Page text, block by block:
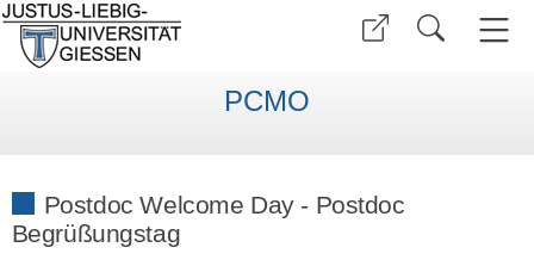
PCMO
Postdoc Welcome Day - Postdoc
Begrüßungstag